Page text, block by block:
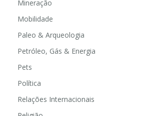
Mineração
Mobilidade
Paleo & Arqueologia
Petróleo, Gás & Energia
Pets
Política
Relações Internacionais